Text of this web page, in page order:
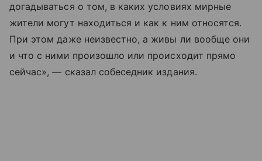
догадываться о том, в каких условиях мирные
жители могут находиться и как к ним относятся.
При этом даже неизвестно, а живы ли вообще они
и что с ними произошло или происходит прямо
сейчас», — сказал собеседник издания.